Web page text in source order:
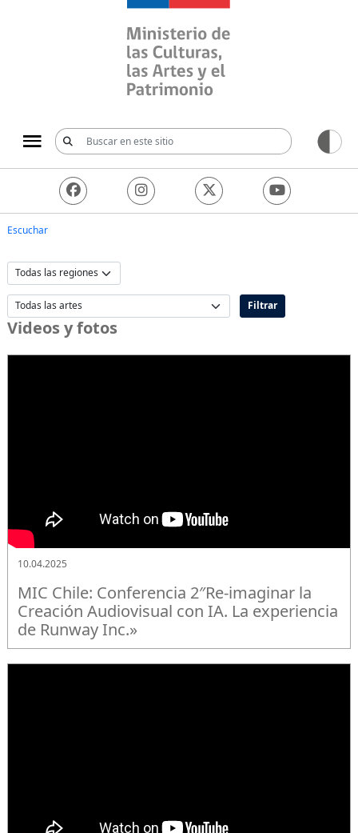
Ministerio de las
Escuchar
Filtrar
Videos y fotos
10.04.2025
MIC Chile: Conferencia 2″Re-imaginar la
Creación Audiovisual con IA. La experiencia
de Runway Inc.»